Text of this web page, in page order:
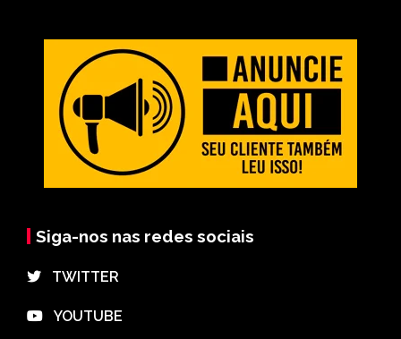
Siga-nos nas redes sociais
⠀TWITTER
⠀YOUTUBE